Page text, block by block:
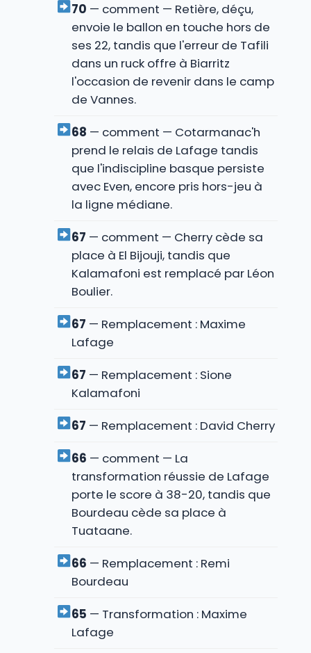
70 — comment — Retière, déçu,
envoie le ballon en touche hors de
ses 22, tandis que l'erreur de Tafili
dans un ruck offre à Biarritz
l'occasion de revenir dans le camp
de Vannes.
68 — comment — Cotarmanac'h
prend le relais de Lafage tandis
que l'indiscipline basque persiste
avec Even, encore pris hors-jeu à
la ligne médiane.
67 — comment — Cherry cède sa
place à El Bijouji, tandis que
Kalamafoni est remplacé par Léon
Boulier.
67 — Remplacement : Maxime
Lafage
67 — Remplacement : Sione
Kalamafoni
67 — Remplacement : David Cherry
66 — comment — La
transformation réussie de Lafage
porte le score à 38-20, tandis que
Bourdeau cède sa place à
Tuataane.
66 — Remplacement : Remi
Bourdeau
65 — Transformation : Maxime
Lafage